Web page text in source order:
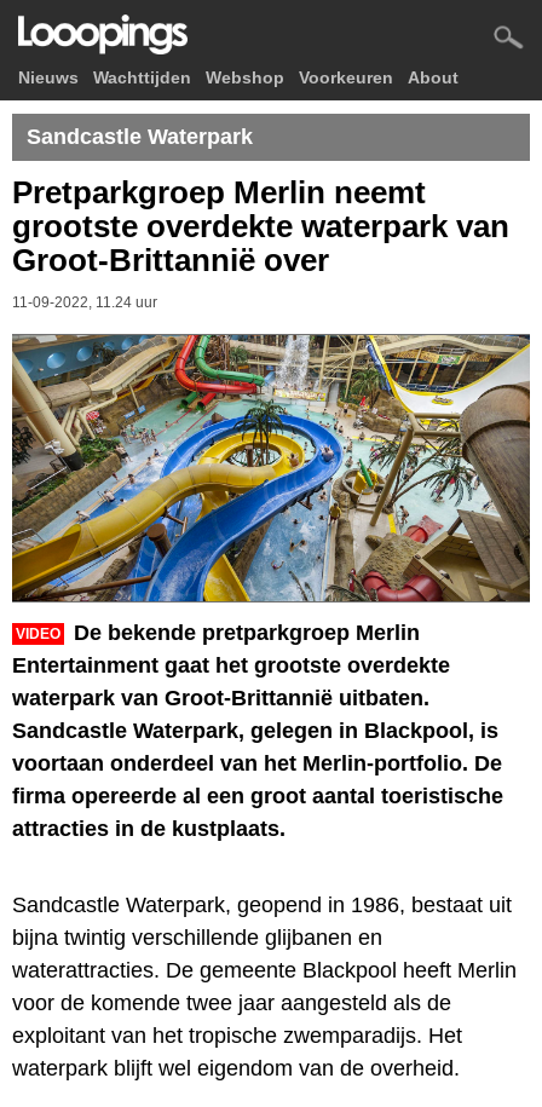
Nieuws Wachttijden Webshop Voorkeuren About
Sandcastle Waterpark
Pretparkgroep Merlin neemt
grootste overdekte waterpark van
Groot-Brittannië over
11-09-2022, 11.24 uur
VIDEO
De bekende pretparkgroep Merlin
Entertainment gaat het grootste overdekte
waterpark van Groot-Brittannië uitbaten.
Sandcastle Waterpark, gelegen in Blackpool, is
voortaan onderdeel van het Merlin-portfolio. De
firma opereerde al een groot aantal toeristische
attracties in de kustplaats.
Sandcastle Waterpark, geopend in 1986, bestaat uit
bijna twintig verschillende glijbanen en
waterattracties. De gemeente Blackpool heeft Merlin
voor de komende twee jaar aangesteld als de
exploitant van het tropische zwemparadijs. Het
waterpark blijft wel eigendom van de overheid.